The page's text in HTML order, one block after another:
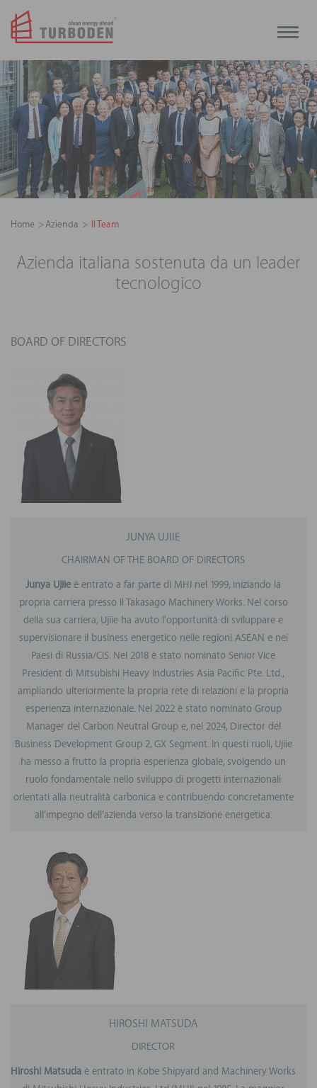
Toggle
Home Azienda Il Team
Azienda italiana sostenuta da un leader
tecnologico
BOARD OF DIRECTORS
JUNYA UJIIE
CHAIRMAN OF THE BOARD OF DIRECTORS
Junya Ujiie è entrato a far parte di MHI nel 1999, iniziando la
propria carriera presso il Takasago Machinery Works. Nel corso
della sua carriera, Ujiie ha avuto l’opportunità di sviluppare e
supervisionare il business energetico nelle regioni ASEAN e nei
Paesi di Russia/CIS. Nel 2018 è stato nominato Senior Vice
President di Mitsubishi Heavy Industries Asia Pacific Pte. Ltd.,
ampliando ulteriormente la propria rete di relazioni e la propria
esperienza internazionale. Nel 2022 è stato nominato Group
Manager del Carbon Neutral Group e, nel 2024, Director del
Business Development Group 2, GX Segment. In questi ruoli, Ujiie
ha messo a frutto la propria esperienza globale, svolgendo un
ruolo fondamentale nello sviluppo di progetti internazionali
orientati alla neutralità carbonica e contribuendo concretamente
all’impegno dell’azienda verso la transizione energetica.
HIROSHI MATSUDA
DIRECTOR
Hiroshi Matsuda è entrato in Kobe Shipyard and Machinery Works